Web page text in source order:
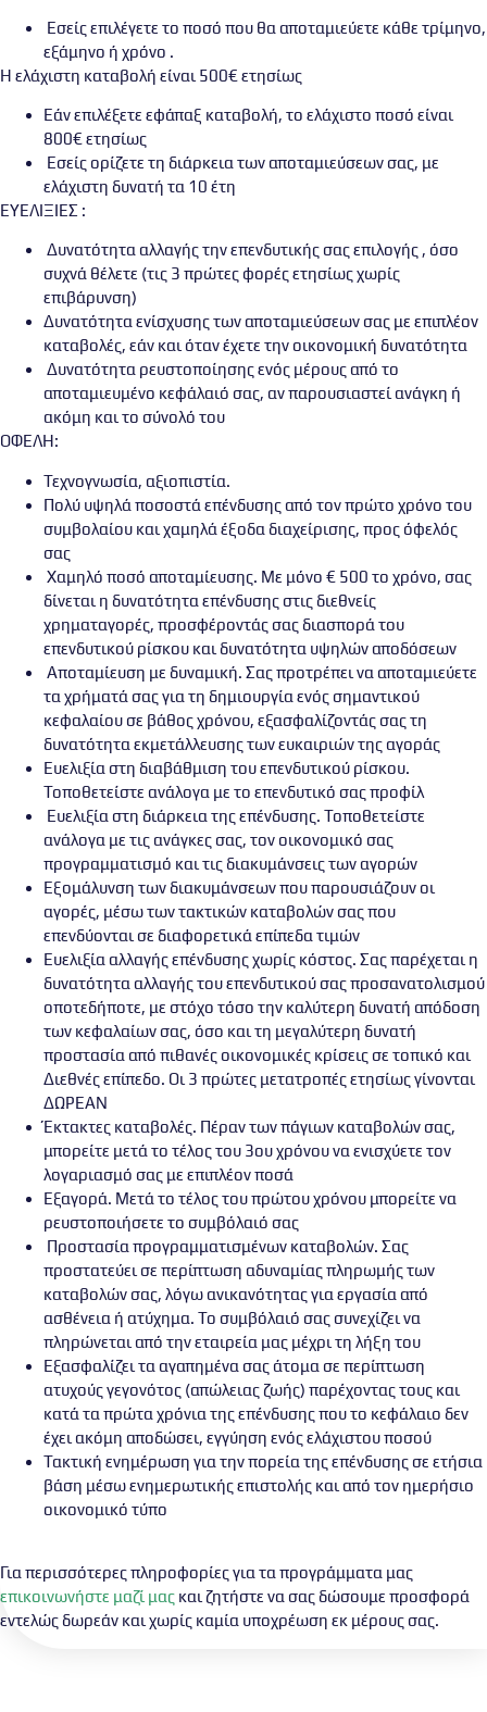
Εσείς επιλέγετε το ποσό που θα αποταμιεύετε κάθε τρίμηνο,
εξάμηνο ή χρόνο .
Η ελάχιστη καταβολή είναι 500€ ετησίως
Εάν επιλέξετε εφάπαξ καταβολή, το ελάχιστο ποσό είναι
800€ ετησίως
Εσείς ορίζετε τη διάρκεια των αποταμιεύσεων σας, με
ελάχιστη δυνατή τα 10 έτη
ΕΥΕΛΙΞΙΕΣ :
Δυνατότητα αλλαγής την επενδυτικής σας επιλογής , όσο
συχνά θέλετε (τις 3 πρώτες φορές ετησίως χωρίς
επιβάρυνση)
Δυνατότητα ενίσχυσης των αποταμιεύσεων σας με επιπλέον
καταβολές, εάν και όταν έχετε την οικονομική δυνατότητα
Δυνατότητα ρευστοποίησης ενός μέρους από το
αποταμιευμένο κεφάλαιό σας, αν παρουσιαστεί ανάγκη ή
ακόμη και το σύνολό του
ΟΦΕΛΗ:
Τεχνογνωσία, αξιοπιστία.
Πολύ υψηλά ποσοστά επένδυσης από τον πρώτο χρόνο του
συμβολαίου και χαμηλά έξοδα διαχείρισης, προς όφελός
σας
Χαμηλό ποσό αποταμίευσης. Με μόνο € 500 το χρόνο, σας
δίνεται η δυνατότητα επένδυσης στις διεθνείς
χρηματαγορές, προσφέροντάς σας διασπορά του
επενδυτικού ρίσκου και δυνατότητα υψηλών αποδόσεων
Αποταμίευση με δυναμική. Σας προτρέπει να αποταμιεύετε
τα χρήματά σας για τη δημιουργία ενός σημαντικού
κεφαλαίου σε βάθος χρόνου, εξασφαλίζοντάς σας τη
δυνατότητα εκμετάλλευσης των ευκαιριών της αγοράς
Ευελιξία στη διαβάθμιση του επενδυτικού ρίσκου.
Τοποθετείστε ανάλογα με το επενδυτικό σας προφίλ
Ευελιξία στη διάρκεια της επένδυσης. Τοποθετείστε
ανάλογα με τις ανάγκες σας, τον οικονομικό σας
προγραμματισμό και τις διακυμάνσεις των αγορών
Εξομάλυνση των διακυμάνσεων που παρουσιάζουν οι
αγορές, μέσω των τακτικών καταβολών σας που
επενδύονται σε διαφορετικά επίπεδα τιμών
Ευελιξία αλλαγής επένδυσης χωρίς κόστος. Σας παρέχεται η
δυνατότητα αλλαγής του επενδυτικού σας προσανατολισμού
οποτεδήποτε, με στόχο τόσο την καλύτερη δυνατή απόδοση
των κεφαλαίων σας, όσο και τη μεγαλύτερη δυνατή
προστασία από πιθανές οικονομικές κρίσεις σε τοπικό και
Διεθνές επίπεδο. Οι 3 πρώτες μετατροπές ετησίως γίνονται
ΔΩΡΕΑΝ
Έκτακτες καταβολές. Πέραν των πάγιων καταβολών σας,
μπορείτε μετά το τέλος του 3ου χρόνου να ενισχύετε τον
λογαριασμό σας με επιπλέον ποσά
Εξαγορά. Μετά το τέλος του πρώτου χρόνου μπορείτε να
ρευστοποιήσετε το συμβόλαιό σας
Προστασία προγραμματισμένων καταβολών. Σας
προστατεύει σε περίπτωση αδυναμίας πληρωμής των
καταβολών σας, λόγω ανικανότητας για εργασία από
ασθένεια ή ατύχημα. Το συμβόλαιό σας συνεχίζει να
πληρώνεται από την εταιρεία μας μέχρι τη λήξη του
Εξασφαλίζει τα αγαπημένα σας άτομα σε περίπτωση
ατυχούς γεγονότος (απώλειας ζωής) παρέχοντας τους και
κατά τα πρώτα χρόνια της επένδυσης που το κεφάλαιο δεν
έχει ακόμη αποδώσει, εγγύηση ενός ελάχιστου ποσού
Τακτική ενημέρωση για την πορεία της επένδυσης σε ετήσια
βάση μέσω ενημερωτικής επιστολής και από τον ημερήσιο
οικονομικό τύπο
Για περισσότερες πληροφορίες για τα προγράμματα μας
επικοινωνήστε μαζί μας και ζητήστε να σας δώσουμε προσφορά
εντελώς δωρεάν και χωρίς καμία υποχρέωση εκ μέρους σας.